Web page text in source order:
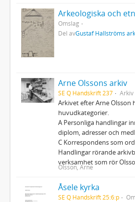
Omslag
Del avGustaf Hallströms
Arne Olssons arkiv
SE Q Handskrift 237 Arkiv
Arkivet efter Arne Olsson
huvudkategorier.
A Personliga handlingar
diplom, adresser och
C Korrespondens som
Handlingar rörande
verksamhet som rör
Olsson, Arne
Åsele kyrka
SE Q Handskrift 25:6:p